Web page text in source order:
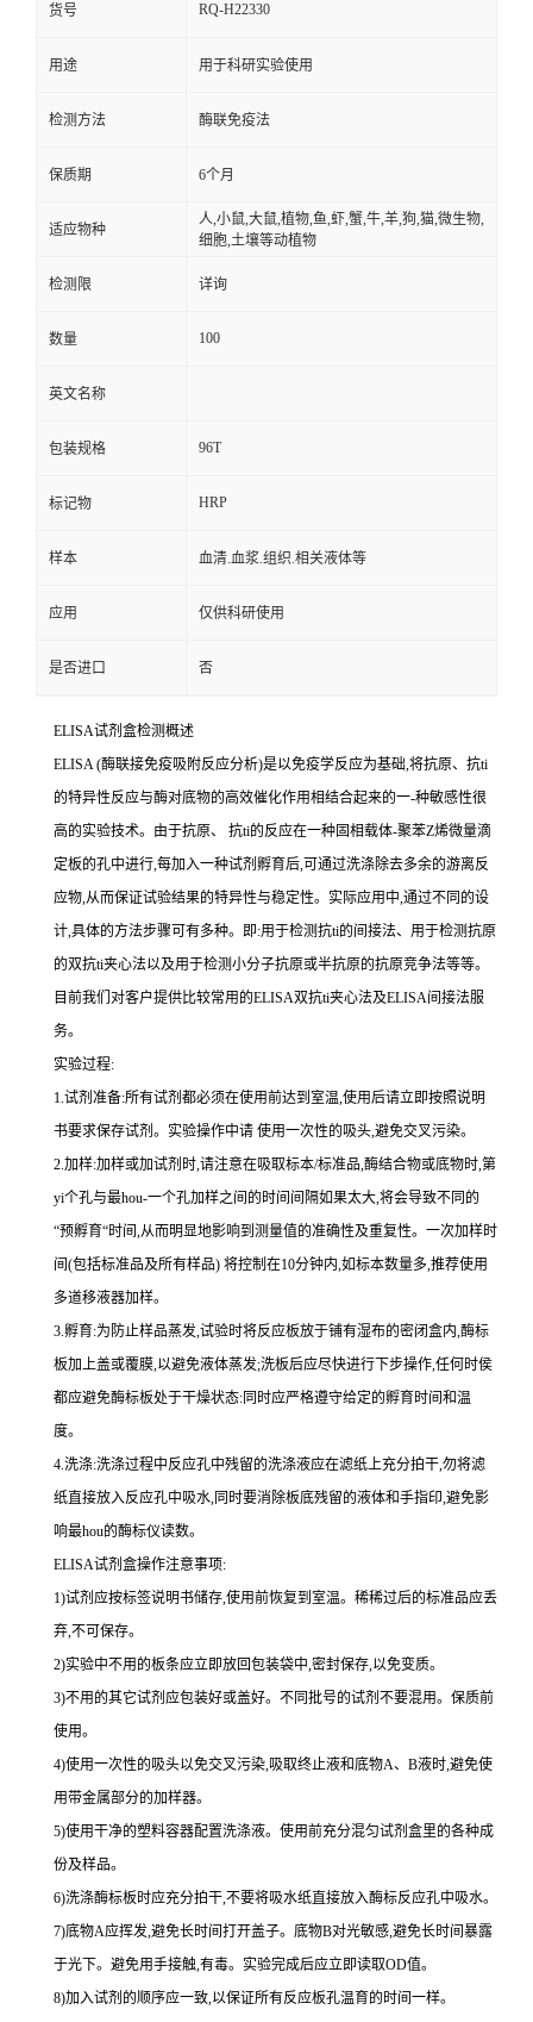
货号 RQ-H22330
用途 用于科研实验使用
检测方法 酶联免疫法
保质期 6个月
适应物种
人,小鼠,大鼠,植物,鱼,虾,蟹,牛,羊,狗,猫,微生物,
细胞,土壤等动植物
检测限 详询
数量 100
英文名称
包装规格 96T
标记物 HRP
样本 血清.血浆.组织.相关液体等
应用 仅供科研使用
是否进口 否
ELISA试剂盒检测概述
ELISA (酶联接免疫吸附反应分析)是以免疫学反应为基础,将抗原、 抗ti
的特异性反应与酶对底物的高效催化作用相结合起来的一-种敏感性很
高的实验技术。由于抗原、 抗ti的反应在一种固相载体-聚苯Z烯微量滴
定板的孔中进行,每加入一种试剂孵育后,可通过洗涤除去多余的游离反
应物,从而保证试验结果的特异性与稳定性。实际应用中,通过不同的设
计,具体的方法步骤可有多种。即:用于检测抗ti的间接法、用于检测抗原
的双抗ti夹心法以及用于检测小分子抗原或半抗原的抗原竞争法等等。
目前我们对客户提供比较常用的ELISA双抗ti夹心法及ELISA间接法服
务。
实验过程:
1.试剂准备:所有试剂都必须在使用前达到室温,使用后请立即按照说明
书要求保存试剂。实验操作中请 使用一次性的吸头,避免交叉污染。
2.加样:加样或加试剂时,请注意在吸取标本/标准品,酶结合物或底物时,第
yi个孔与最hou-一个孔加样之间的时间间隔如果太大,将会导致不同的
“预孵育“时间 ,从而明显地影响到测量值的准确性及重复性。 一次加样时
间 (包括标准品及所有样品) 将控制在10分钟内,如标本数量多,推荐使用
多道移液器加样。
3.孵育:为防止样品蒸发,试验时将反应板放于铺有湿布的密闭盒内,酶标
板加上盖或覆膜,以避免液体蒸发;洗板后应尽快进行下步操作,任何时侯
都应避免酶标板处于干燥状态: 同时应严格遵守给定的孵育时间和温
度。
4.洗涤:洗涤过程中反应孔中残留的洗涤液应在滤纸上充分拍干,勿将滤
纸直接放入反应孔中吸水,同时要消除板底残留的液体和手指印,避免影
响最hou的酶标仪读数。
ELISA试剂盒操作注意事项:
1)试剂应按标签说明书储存,使用前恢复到室温。稀稀过后的标准品应丢
弃,不可保存。
2)实验中不用的板条应立即放回包装袋中,密封保存,以免变质。
3)不用的其它试剂应包装好或盖好。不同批号的试剂不要混用。保质前
使用。
4)使用一次性的吸头以免交叉污染,吸取终止液和底物A、 B液时,避免使
用带金属部分的加样器。
5)使用干净的塑料容器配置洗涤液。使用前充分混匀试剂盒里的各种成
份及样品。
6)洗涤酶标板时应充分拍干,不要将吸水纸直接放入酶标反应孔中吸水。
7)底物A应挥发,避免长时间打开盖子。底物B对光敏感,避免长时间暴露
于光下。避免用手接触,有毒。实验完成后应立即读取OD值。
8)加入试剂的顺序应一致,以保证所有反应板孔温育的时间一样。